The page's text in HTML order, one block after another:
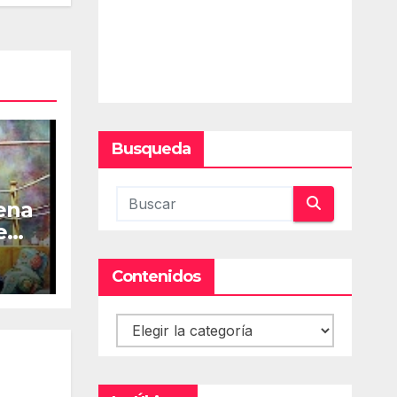
Busqueda
Contenidos
Contenidos